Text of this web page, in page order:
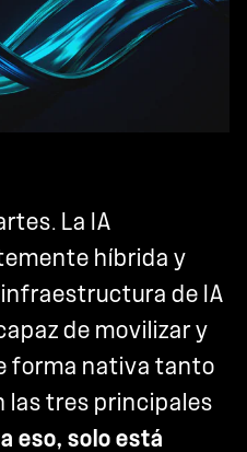
La IA
híbrida y
de IA
de movilizar y
forma nativa tanto
las tres principales
eso, solo está